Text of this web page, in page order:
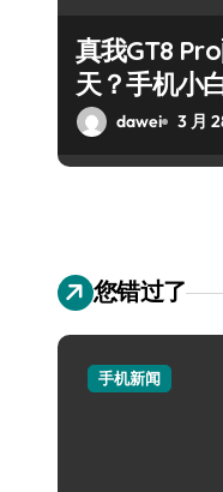
真我GT8
天？手机小
dawei 3 月
您错过了
手机新闻